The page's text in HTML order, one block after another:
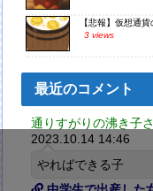
【悲報】仮想通
3 views
最近のコメント
通りすがりの沸き子
2023.10.14 14:46
やればできる子